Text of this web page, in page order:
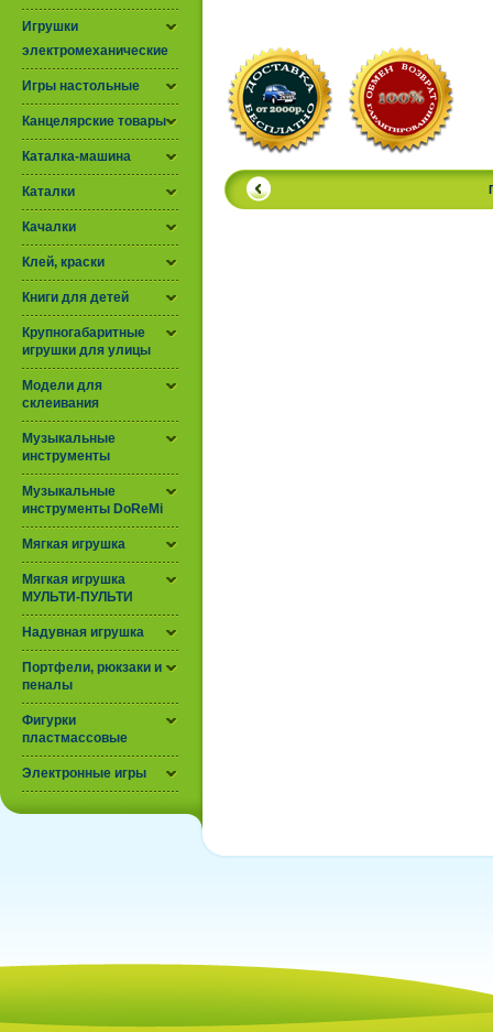
Игрушки
электромеханические
Игры настольные
Канцелярские товары
Каталка-машина
Каталки
Качалки
Клей, краски
Книги для детей
Крупногабаритные
игрушки для улицы
Модели для
склеивания
Музыкальные
инструменты
Музыкальные
инструменты DoReMi
Мягкая игрушка
Мягкая игрушка
МУЛЬТИ-ПУЛЬТИ
Надувная игрушка
Портфели, рюкзаки и
пеналы
Фигурки
пластмассовые
Электронные игры